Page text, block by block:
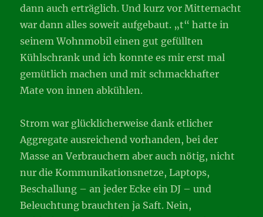
dann auch erträglich. Und kurz vor Mitternacht
war dann alles soweit aufgebaut. „t“ hatte in
seinem Wohnmobil einen gut gefüllten
Kühlschrank und ich konnte es mir erst mal
gemütlich machen und mit schmackhafter
Mate von innen abkühlen.
Strom war glücklicherweise dank etlicher
Aggregate ausreichend vorhanden, bei der
Masse an Verbrauchern aber auch nötig, nicht
nur die Kommunikationsnetze, Laptops,
Beschallung – an jeder Ecke ein DJ – und
Beleuchtung brauchten ja Saft. Nein,